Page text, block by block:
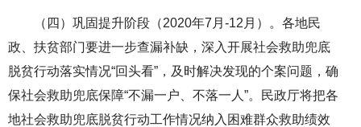
（四）巩固提升阶段（2020年7月-12月）。各地民
政、扶贫部门要进一步查漏补缺，深入开展社会救助兜底
脱贫行动落实情况“回头看”，及时解决发现的个案问题，确
保社会救助兜底保障“不漏一户、不落一人”。民政厅将把各
地社会救助兜底脱贫行动工作情况纳入困难群众救助绩效